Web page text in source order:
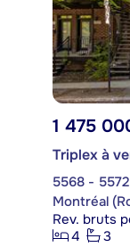
1 475
Triplex à
5568 -
Montréal
Rev. bruts
4
3